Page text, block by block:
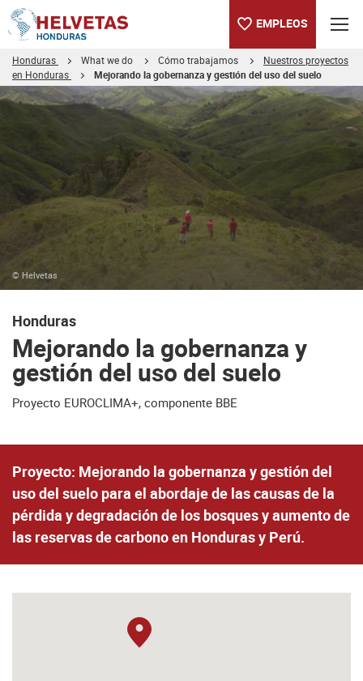
EMPLEOS
Honduras What we do Cómo trabajamos
Nuestros proyectos
en Honduras
Mejorando la gobernanza y gestión del uso del suelo
Tabla de contenido
Mejorando la gobernanza y gestión del uso del suelo
Conoce sobre nuestros socios y el programa EUROCLIMA+
© Helvetas
Honduras
Mejorando la gobernanza y
gestión del uso del suelo
Proyecto EUROCLIMA+, componente BBE
Proyecto: Mejorando la gobernanza y gestión del
uso del suelo para el abordaje de las causas de la
pérdida y degradación de los bosques y aumento de
las reservas de carbono en Honduras y Perú.